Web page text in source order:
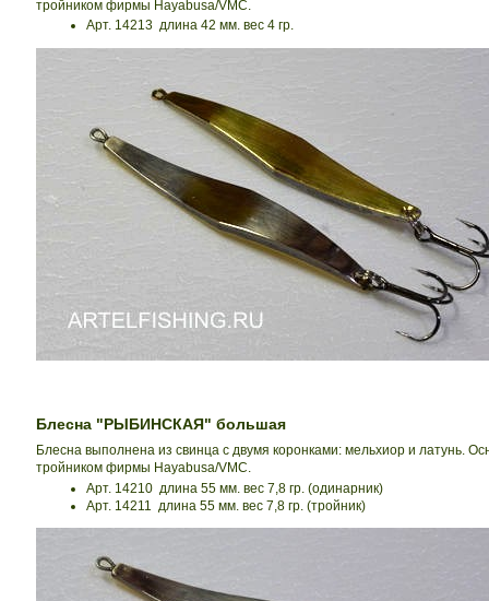
тройником фирмы Hayabusa/VMC.
Арт. 14213 длина 42 мм. вес 4 гр.
Блесна "РЫБИНСКАЯ" большая
Блесна выполнена из свинца с двумя коронками: мельхиор и латунь.
тройником фирмы Hayabusa/VMC.
Арт. 14210 длина 55 мм. вес 7,8 гр. (одинарник)
Арт. 14211 длина 55 мм. вес 7,8 гр. (тройник)